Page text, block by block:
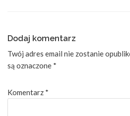
Dodaj komentarz
Twój adres email nie zostanie
są oznaczone *
Komentarz *